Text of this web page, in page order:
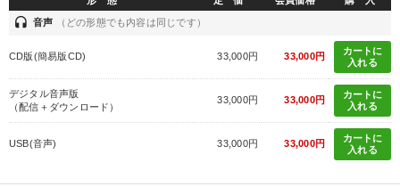
headset 音声 （どの形態でも内容は同じです）
CD版(簡易版CD) 33,000円 33,000円
カートに
入れる
デジタル音声版
（配信＋ダウンロード）
33,000円 33,000円
カートに
入れる
USB(音声) 33,000円 33,000円
カートに
入れる